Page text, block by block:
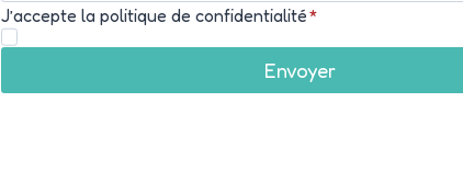
J’accepte la politique de confidentialité*
Envoyer